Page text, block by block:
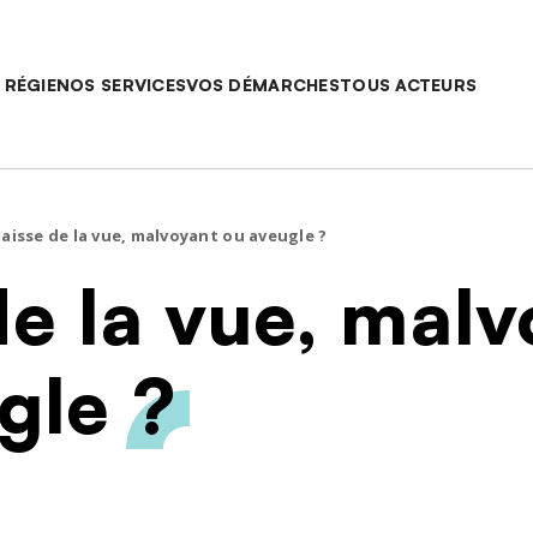
RÉGIENOS SERVICESVOS DÉMARCHESTOUS ACTEURS
de la vue, malvoyant ou aveugle ?
la vue,
?